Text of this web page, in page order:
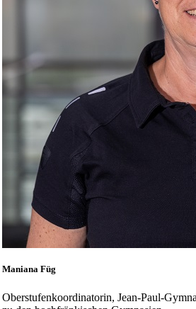
Maniana Füg
Oberstufenkoordinatorin, Jean-Paul-